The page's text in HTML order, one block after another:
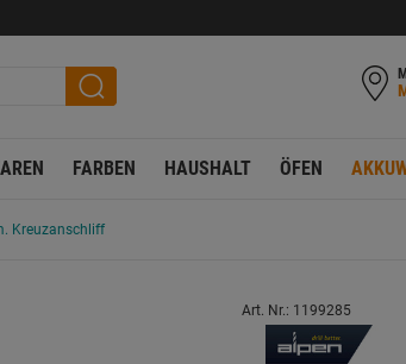
FARBEN HAUSHALT ÖFEN
Kreuzanschliff
Art. Nr.: 1199285